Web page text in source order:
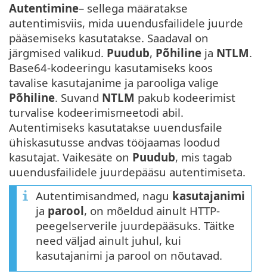
Autentimine– sellega määratakse
autentimisviis, mida uuendusfailidele juurde
pääsemiseks kasutatakse. Saadaval on
järgmised valikud. Puudub, Põhiline ja NTLM.
Base64-kodeeringu kasutamiseks koos
tavalise kasutajanime ja parooliga valige
Põhiline. Suvand NTLM pakub kodeerimist
turvalise kodeerimismeetodi abil.
Autentimiseks kasutatakse uuendusfaile
ühiskasutusse andvas tööjaamas loodud
kasutajat. Vaikesäte on Puudub, mis tagab
uuendusfailidele juurdepääsu autentimiseta.
Autentimisandmed, nagu kasutajanimi
ja parool, on mõeldud ainult HTTP-
peegelserverile juurdepääsuks. Täitke
need väljad ainult juhul, kui
kasutajanimi ja parool on nõutavad.